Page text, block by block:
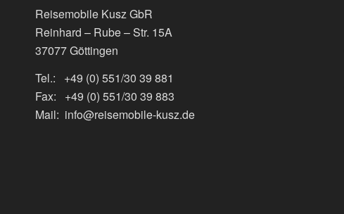
Reisemobile Kusz GbR
Reinhard – Rube – Str. 15A
37077 Göttingen
Tel.: +49 (0) 551/30 39 881
Fax: +49 (0) 551/30 39 883
Mail: info@reisemobile-kusz.de